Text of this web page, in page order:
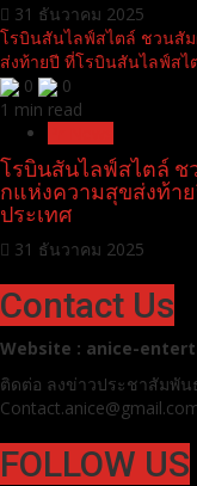
31 ธันวาคม 2025
โรบินสันไลฟ์สไตล์ ชวนสัม
ส่งท้ายปี ที่โรบินสันไลฟ์สไ
0
0
1 min read
โรบินสันไลฟ์สไตล์ ช
กแห่งความสุขส่งท้า
ประเทศ
31 ธันวาคม 2025
Contact Us
Website : anice-
ติดต่อ ลงข่าวประชาสัมพั
FOLLOW US